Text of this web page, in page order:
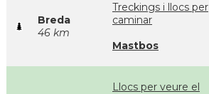
Breda
46 km
Treckings i llocs per
caminar
Mastbos
Llocs per veure el